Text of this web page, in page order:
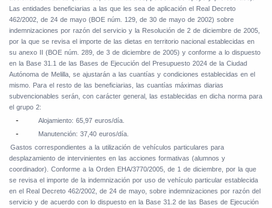
Las entidades beneficiarias a las que les sea de aplicación el Real Decreto
462/2002, de 24 de mayo (BOE núm. 129, de 30 de mayo de 2002) sobre
indemnizaciones por razón del servicio y la Resolución de 2 de diciembre de 2005,
por la que se revisa el importe de las dietas en territorio nacional establecidas en
su anexo II (BOE núm. 289, de 3 de diciembre de 2005) y conforme a lo dispuesto
en la Base 31.1 de las Bases de Ejecución del Presupuesto 2024 de la Ciudad
Autónoma de Melilla, se ajustarán a las cuantías y condiciones establecidas en el
mismo. Para el resto de las beneficiarias, las cuantías máximas diarias
subvencionables serán, con carácter general, las establecidas en dicha norma para
el grupo 2:
- Alojamiento: 65,97 euros/día.
-
Manutención: 37,40 euros/día.
Gastos correspondientes a la utilización de vehículos particulares para
desplazamiento de intervinientes en las acciones formativas (alumnos y
coordinador). Conforme a la Orden EHA/3770/2005, de 1 de diciembre, por la que
se revisa el importe de la indemnización por uso de vehículo particular establecida
en el Real Decreto 462/2002, de 24 de mayo, sobre indemnizaciones por razón del
servicio y de acuerdo con lo dispuesto en la Base 31.2 de las Bases de Ejecución